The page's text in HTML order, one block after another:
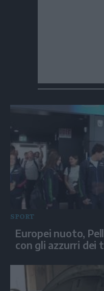
SPORT
Europei nuoto,
con gli azzurri dei